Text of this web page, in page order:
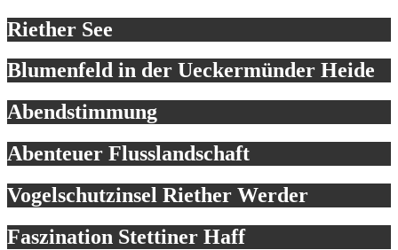
Riether See
Blumenfeld in der Ueckermünder Heide
Abendstimmung
Abenteuer Flusslandschaft
Vogelschutzinsel Riether Werder
Faszination Stettiner Haff